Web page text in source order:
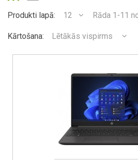
Produkti lapā: 12 Rāda 1-11
Kārtošana: Lētākās vispirms